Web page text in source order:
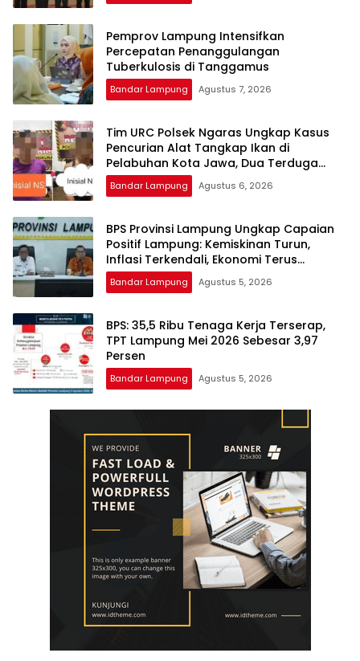
Pemprov Lampung Intensifkan
Percepatan Penanggulangan
Tuberkulosis di Tanggamus
Bandar Lampung Agustus 7, 2026
Tim URC Polsek Ngaras Ungkap Kasus
Pencurian Alat Tangkap Ikan di
Pelabuhan Kota Jawa, Dua Terduga
Pelaku Diamankan.
Bandar Lampung Agustus 6, 2026
BPS Provinsi Lampung Ungkap Capaian
Positif Lampung: Kemiskinan Turun,
Inflasi Terkendali, Ekonomi Terus
Tumbuh
Bandar Lampung Agustus 5, 2026
BPS: 35,5 Ribu Tenaga Kerja Terserap,
TPT Lampung Mei 2026 Sebesar 3,97
Persen
Bandar Lampung Agustus 5, 2026